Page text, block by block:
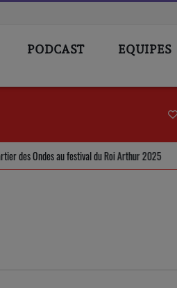
PODCAST EQUIPES
Quartier des Ondes au festival du Roi Arthur 2025